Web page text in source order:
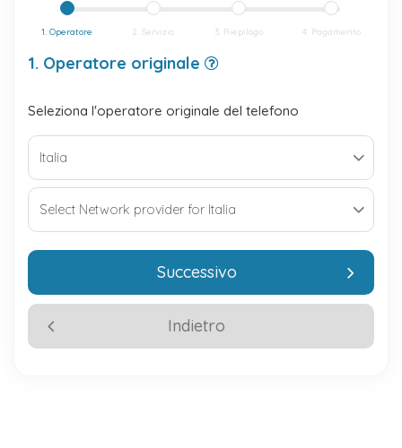
1. Operatore 2. Servizio 3. Riepilogo 4. Pagamento
1. Operatore originale
Seleziona l'operatore originale del telefono
Indietro
Successivo